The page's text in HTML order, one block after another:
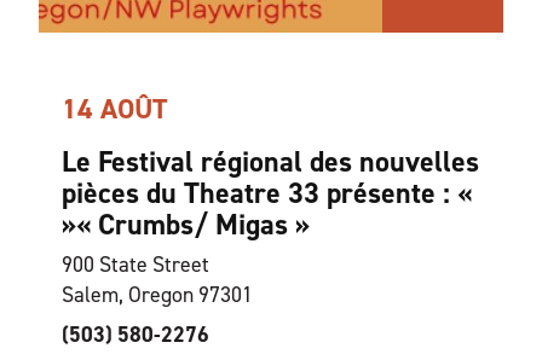
14 AOÛT
Le Festival régional des nouvelles
pièces du Theatre 33 présente : «
»« Crumbs/ Migas »
900 State Street
Salem, Oregon 97301
(503) 580-2276